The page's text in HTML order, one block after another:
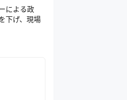
による政
下げ、現場